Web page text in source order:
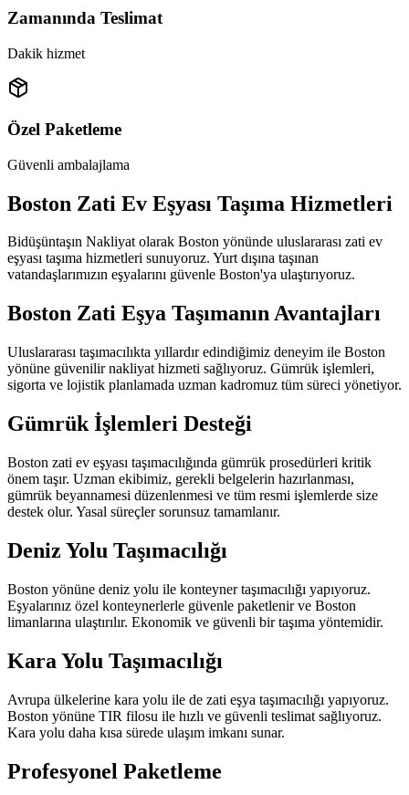
Zamanında Teslimat
Dakik hizmet
Özel Paketleme
Güvenli ambalajlama
Boston Zati Ev Eşyası Taşıma Hizmetleri
Bidüşüntaşın Nakliyat olarak Boston yönünde uluslararası zati ev
eşyası taşıma hizmetleri sunuyoruz. Yurt dışına taşınan
vatandaşlarımızın eşyalarını güvenle Boston'ya ulaştırıyoruz.
Boston Zati Eşya Taşımanın Avantajları
Uluslararası taşımacılıkta yıllardır edindiğimiz deneyim ile Boston
yönüne güvenilir nakliyat hizmeti sağlıyoruz. Gümrük işlemleri,
sigorta ve lojistik planlamada uzman kadromuz tüm süreci yönetiyor.
Gümrük İşlemleri Desteği
Boston zati ev eşyası taşımacılığında gümrük prosedürleri kritik
önem taşır. Uzman ekibimiz, gerekli belgelerin hazırlanması,
gümrük beyannamesi düzenlenmesi ve tüm resmi işlemlerde size
destek olur. Yasal süreçler sorunsuz tamamlanır.
Deniz Yolu Taşımacılığı
Boston yönüne deniz yolu ile konteyner taşımacılığı yapıyoruz.
Eşyalarınız özel konteynerlerle güvenle paketlenir ve Boston
limanlarına ulaştırılır. Ekonomik ve güvenli bir taşıma yöntemidir.
Kara Yolu Taşımacılığı
Avrupa ülkelerine kara yolu ile de zati eşya taşımacılığı yapıyoruz.
Boston yönüne TIR filosu ile hızlı ve güvenli teslimat sağlıyoruz.
Kara yolu daha kısa sürede ulaşım imkanı sunar.
Profesyonel Paketleme